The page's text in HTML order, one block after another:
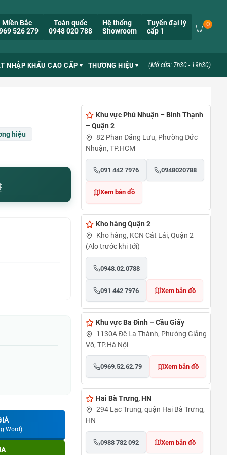
Miền Bắc
526 279
Toàn quốc
0948 020 788
Hệ thống
Showroom
Tuyển đại lý
cấp 1
0
NHẬP KHẨU CAO CẤP THƯƠNG HIỆU (Mở cửa: 7h30 - 19h30)
hiệu
Word)
Khu vực Phú Nhuận – Bình Thạnh
– Quận 2
82 Phan Đăng Lưu, Phường Đức
Nhuận, TP.HCM
091 442 7976 0948020788
Xem bản đồ
Kho hàng Quận 2
Kho hàng, KCN Cát Lái, Quận 2
(Alo trước khi tới)
0948.02.0788
091 442 7976 Xem bản đồ
Khu vực Ba Đình – Cầu Giấy
1130A Đê La Thành, Phường Giảng
Võ, TP.Hà Nội
0969.52.62.79 Xem bản đồ
Hai Bà Trưng, HN
294 Lạc Trung, quận Hai Bà Trưng,
HN
0988 782 092 Xem bản đồ